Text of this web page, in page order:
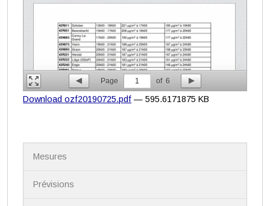
Page 1 of 6
Download ozf20190725.pdf — 595.6171875 KB
Mesures
Prévisions